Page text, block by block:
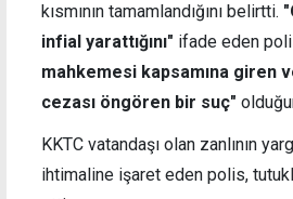
kısmının tamamlandığını belirtti. "
infial yarattığını" ifade eden
mahkemesi kapsamına giren
cezası öngören bir suç"
KKTC vatandaşı olan zanlının
ihtimaline işaret eden polis,